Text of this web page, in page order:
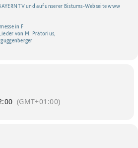
TV und auf unse­rer Bis­­­tums-Web­­­sei­­­te www​
in F
von M. Prä­to­ri­us,
(GMT+01:00)